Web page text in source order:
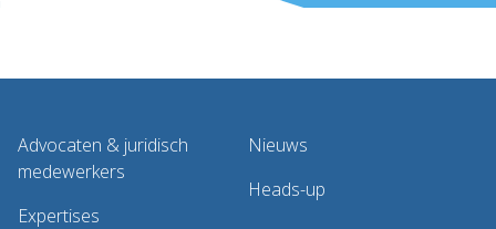
Advocaten & juridisch
medewerkers
Expertises
Nieuws
Heads-up